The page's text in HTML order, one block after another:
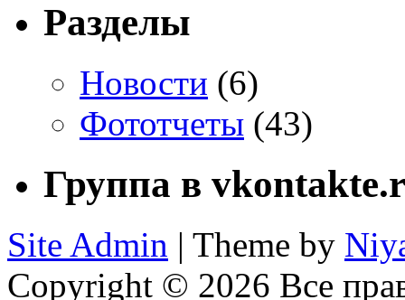
Разделы
Новости (6)
Фототчеты (43)
Группа в
Site Admin | Theme by
Copyright © 2026 Все